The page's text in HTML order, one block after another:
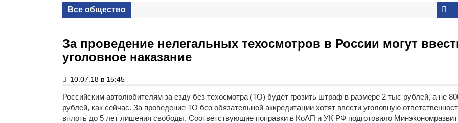
Все общество
За проведение нелегальных техосмотров в России могут
уголовное наказание
10.07.18 в 15:45
Российским автолюбителям за езду без техосмотра (ТО) будет грозить штраф в размере 2 тыс рублей, а не
рублей, как сейчас. За проведение ТО без обязательной аккредитации хотят ввести уголовную
вплоть до 5 лет лишения свободы. Соответствующие поправки в КоАП и УК РФ подготовило